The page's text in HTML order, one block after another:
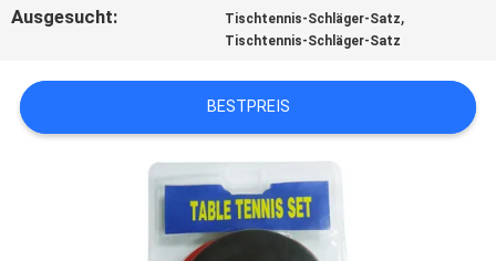
UM
EIN
Ausgesucht:
Tischtennis-Schläger-Satz,
Tischtennis-Schläger-Satz
BESTPREIS